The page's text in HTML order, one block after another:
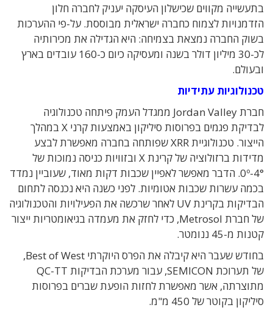
בתעשייה מקווים שכישלון העיסקה יעניק לחברה חלון
הזדמנויות לצמוח כחברה ישראלית מבוססת. על-פי ההערכות
בשוק החברה נמצאת בצמיחה: היא הגדילה את מכירותיה
לכ-30 מיליון דולר בשנה ומעסיקה כיום כ-160 עובדים בארץ
ובעולם.
טכנולוגיות עתידיות
חברת Jordan Valley ממגדל העמק פיתחה טכנולוגיה
לבדיקת פגמים בפרוסות סיליקון באמצעות קרני X במהלך
הייצור. טכנולוגיית XRR שפותחה בחברה מאפשרת לבצע
מדידות ברזולוציה של קרינת X ובזוויות כניסה נמוכות של
0º-4°. הדבר מאפשר לאפיין שכבות דקות מאוד, שעוביין נמדד
בכמה עשרות שכבות אטומיות. לפני כשנה היא נכנסה לתחום
הבדיקות בקרינת UV לאחר שרכשה את הפעילויות והטכנולוגיה
של חברת Metrosol, כדי לחזק את מעמדה בגיאומטריות ייצור
קטנות מ-45 ננומטר.
בחודש שעבר היא קיבלה את הפרס היוקרתי Best of West,
של תערוכת SEMICON, עבור מערכת הבדיקות QC-TT
מתוצרתה, אשר מאפשרת לחזות הופעת שברים בפרוסות
סיליקון בקוטר של 450 מ"מ.